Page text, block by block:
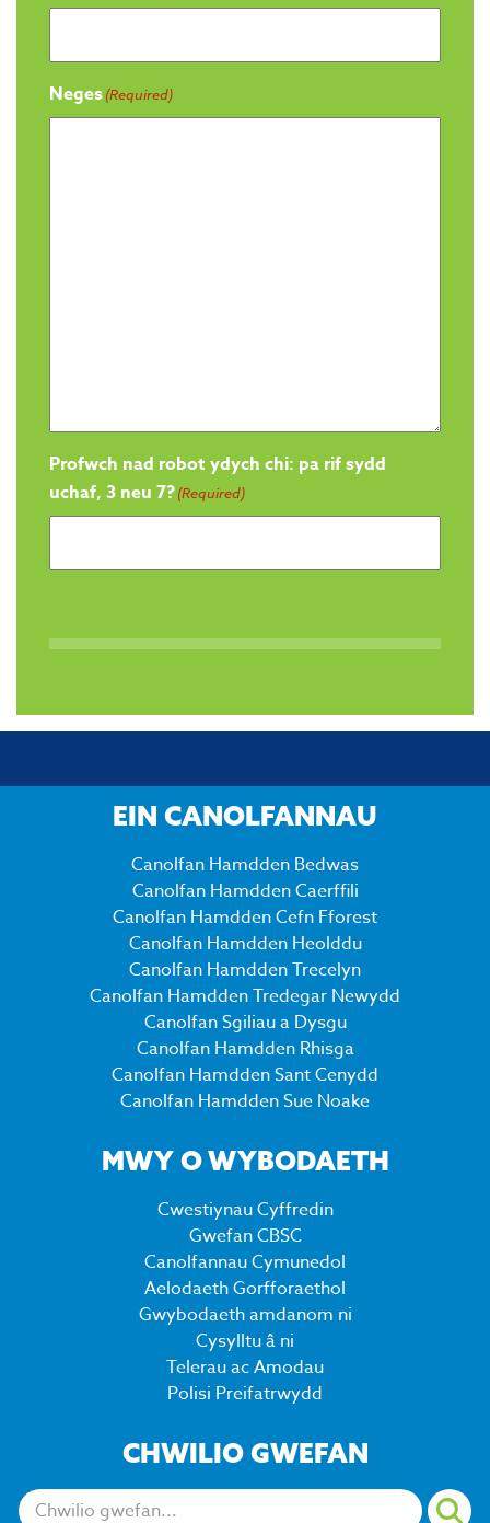
Neges(Required)
Profwch nad robot ydych chi: pa rif sydd
uchaf, 3 neu 7?(Required)
EIN CANOLFANNAU
Canolfan Hamdden Bedwas
Canolfan Hamdden Caerffili
Canolfan Hamdden Cefn Fforest
Canolfan Hamdden Heolddu
Canolfan Hamdden Trecelyn
Canolfan Hamdden Tredegar Newydd
Canolfan Sgiliau a Dysgu
Canolfan Hamdden Rhisga
Canolfan Hamdden Sant Cenydd
Canolfan Hamdden Sue Noake
MWY O WYBODAETH
Cwestiynau Cyffredin
Gwefan CBSC
Canolfannau Cymunedol
Aelodaeth Gorfforaethol
Gwybodaeth amdanom ni
Cysylltu â ni
Telerau ac Amodau
Polisi Preifatrwydd
CHWILIO GWEFAN